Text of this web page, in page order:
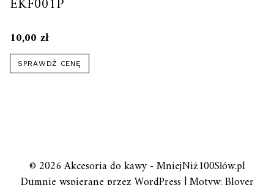
10,00 zł
SPRAWDŹ CENĘ
© 2026 Akcesoria do kawy - MniejNiż100Słów.pl